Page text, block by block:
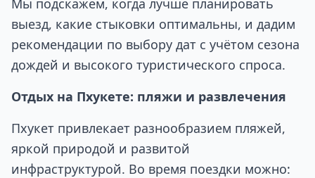
Мы подскажем, когда лучше планировать
выезд, какие стыковки оптимальны, и дадим
рекомендации по выбору дат с учётом сезона
дождей и высокого туристического спроса.
Отдых на Пхукете: пляжи и развлечения
Пхукет привлекает разнообразием пляжей,
яркой природой и развитой
инфраструктурой. Во время поездки можно: